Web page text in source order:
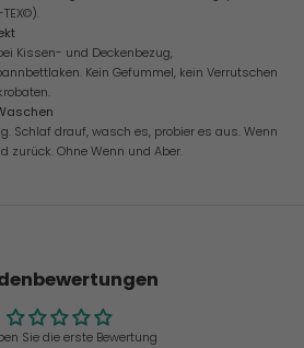
Kissen- und Deckenbezug,
Kein Gefummel, kein Verrutschen
Schlaf drauf, wasch es, probier es aus. Wenn
zurück. Ohne Wenn und Aber.
Sie die erste Bewertung